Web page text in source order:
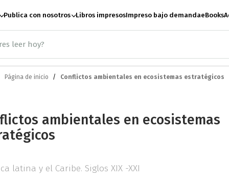
Publica con nosotros Libros impresosImpreso bajo demandaeBooks
Artes escénicas
Ciencias Sociales
Página de inicio Conflictos ambientales en ecosistemas estratégicos
ambientales en ecosistemas
latina y el Caribe. Siglos XIX -XXI